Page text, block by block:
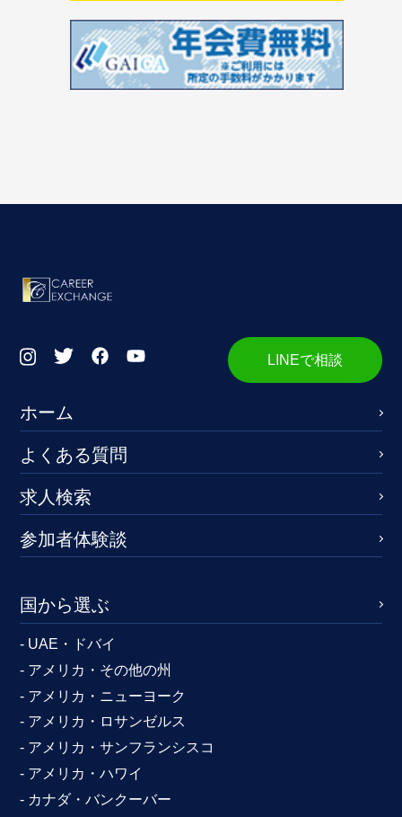
LINEで相談
ホーム
よくある質問
求人検索
参加者体験談
国から選ぶ
- UAE・ドバイ
- アメリカ・その他の州
- アメリカ・ニューヨーク
- アメリカ・ロサンゼルス
- アメリカ・サンフランシスコ
- アメリカ・ハワイ
- カナダ・バンクーバー